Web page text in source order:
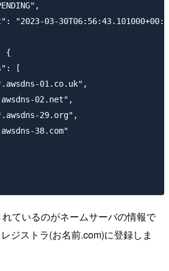
"2023-03-
{
[
01.co.uk",
02.net",
29.org",
38.com"
ているのがネームサーバの情報で
ジストラ(お名前.com)に登録しま